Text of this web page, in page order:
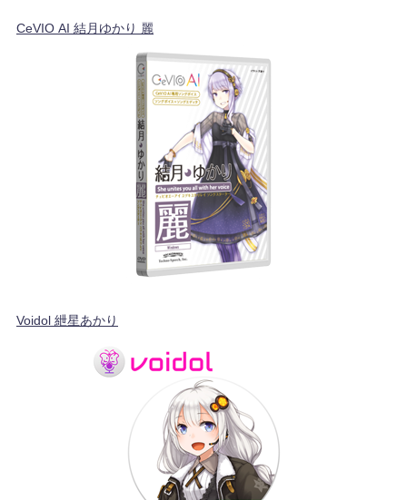
CeVIO AI 結月ゆかり 麗
Voidol 紲星あかり